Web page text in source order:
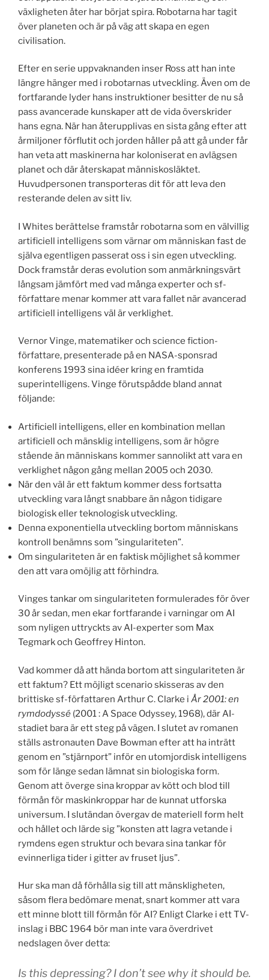
växligheten åter har börjat spira. Robotarna har tagit
över planeten och är på väg att skapa en egen
civilisation.
Efter en serie uppvaknanden inser Ross att han inte
längre hänger med i robotarnas utveckling. Även om de
fortfarande lyder hans instruktioner besitter de nu så
pass avancerade kunskaper att de vida överskrider
hans egna. När han återupplivas en sista gång efter att
årmiljoner förflutit och jorden håller på att gå under får
han veta att maskinerna har koloniserat en avlägsen
planet och där återskapat människosläktet.
Huvudpersonen transporteras dit för att leva den
resterande delen av sitt liv.
I Whites berättelse framstår robotarna som en välvillig
artificiell intelligens som värnar om människan fast de
själva egentligen passerat oss i sin egen utveckling.
Dock framstår deras evolution som anmärkningsvärt
långsam jämfört med vad många experter och sf-
författare menar kommer att vara fallet när avancerad
artificiell intelligens väl är verklighet.
Vernor Vinge, matematiker och science fiction-
författare, presenterade på en NASA-sponsrad
konferens 1993 sina idéer kring en framtida
superintelligens. Vinge förutspådde bland annat
följande:
Artificiell intelligens, eller en kombination mellan
artificiell och mänsklig intelligens, som är högre
stående än människans kommer sannolikt att vara en
verklighet någon gång mellan 2005 och 2030.
När den väl är ett faktum kommer dess fortsatta
utveckling vara långt snabbare än någon tidigare
biologisk eller teknologisk utveckling.
Denna exponentiella utveckling bortom människans
kontroll benämns som ”singulariteten”.
Om singulariteten är en faktisk möjlighet så kommer
den att vara omöjlig att förhindra.
Vinges tankar om singulariteten formulerades för över
30 år sedan, men ekar fortfarande i varningar om AI
som nyligen uttryckts av AI-experter som Max
Tegmark och Geoffrey Hinton.
Vad kommer då att hända bortom att singulariteten är
ett faktum? Ett möjligt scenario skisseras av den
brittiske sf-författaren Arthur C. Clarke i År 2001: en
rymdodyssé (2001 : A Space Odyssey, 1968), där AI-
stadiet bara är ett steg på vägen. I slutet av romanen
ställs astronauten Dave Bowman efter att ha inträtt
genom en ”stjärnport” inför en utomjordisk intelligens
som för länge sedan lämnat sin biologiska form.
Genom att överge sina kroppar av kött och blod till
förmån för maskinkroppar har de kunnat utforska
universum. I slutändan övergav de materiell form helt
och hållet och lärde sig ”konsten att lagra vetande i
rymdens egen struktur och bevara sina tankar för
evinnerliga tider i gitter av fruset ljus”.
Hur ska man då förhålla sig till att mänskligheten,
såsom flera bedömare menat, snart kommer att vara
ett minne blott till förmån för AI? Enligt Clarke i ett TV-
inslag i BBC 1964 bör man inte vara överdrivet
nedslagen över detta:
Is this depressing? I don’t see why it should be.